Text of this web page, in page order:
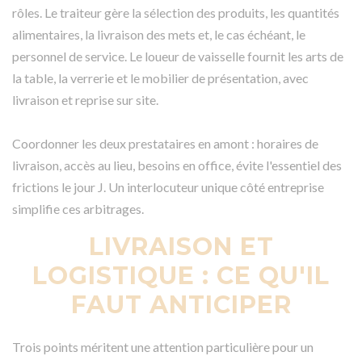
rôles. Le traiteur gère la sélection des produits, les quantités
alimentaires, la livraison des mets et, le cas échéant, le
personnel de service. Le loueur de vaisselle fournit les arts de
la table, la verrerie et le mobilier de présentation, avec
livraison et reprise sur site.
Coordonner les deux prestataires en amont : horaires de
livraison, accès au lieu, besoins en office, évite l'essentiel des
frictions le jour J. Un interlocuteur unique côté entreprise
simplifie ces arbitrages.
LIVRAISON ET
LOGISTIQUE : CE QU'IL
FAUT ANTICIPER
Trois points méritent une attention particulière pour un